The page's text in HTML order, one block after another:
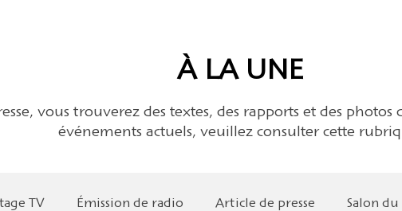
À LA UNE
vous trouverez des textes, des rapports et des photos
événements actuels, veuillez consulter cette
TV Émission de radio Article de presse Salon